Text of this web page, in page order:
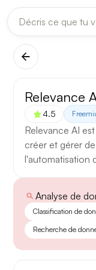
DERNIÈRES MISES À
Claude
[TEST] Claude
5 août 2026
Anthropic met à
version porte sur
réponses
Contexte étendu
d’un seul
Réponses
textes de
Relevance
4.5
Relevance AI
créer et gérer
l'automatisation
Analyse de
Classification de
Recherche de